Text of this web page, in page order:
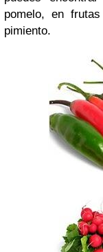
pomelo, en
pimiento.